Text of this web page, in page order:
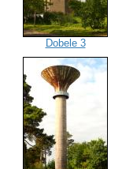
Dobele 3